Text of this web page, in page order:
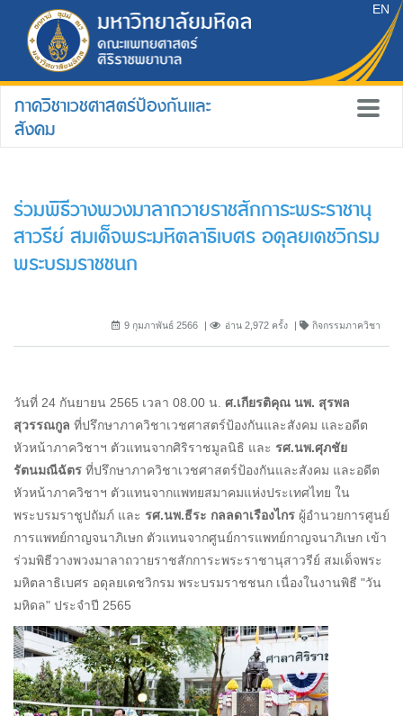
EN
ภาควิชาเวชศาสตร์ป้องกันและ
สังคม
ร่วมพิธีวางพวงมาลาถวายราชสักการะพระราชานุ
สาวรีย์ สมเด็จพระมหิตลาธิเบศร อดุลยเดชวิกรม
พระบรมราชชนก
9 กุมภาพันธ์ 2566 อ่าน 2,972 ครั้ง กิจกรรมภาควิชา
วันที่ 24 กันยายน 2565 เวลา 08.00 น. ศ.เกียรติคุณ นพ. สุรพล
สุวรรณกูล ที่ปรึกษาภาควิชาเวชศาสตร์ป้องกันและสังคม และอดีต
หัวหน้าภาควิชาฯ ตัวแทนจากศิริราชมูลนิธิ และ รศ.นพ.ศุภชัย
รัตนมณีฉัตร ที่ปรึกษาภาควิชาเวชศาสตร์ป้องกันและสังคม และอดีต
หัวหน้าภาควิชาฯ ตัวแทนจากแพทยสมาคมแห่งประเทศไทย ใน
พระบรมราชูปถัมภ์ และ รศ.นพ.ธีระ กลลดาเรืองไกร ผู้อำนวยการศูนย์
การแพทย์กาญจนาภิเษก ตัวแทนจากศูนย์การแพทย์กาญจนาภิเษก เข้า
ร่วมพิธีวางพวงมาลาถวายราชสักการะพระราชานุสาวรีย์ สมเด็จพระ
มหิตลาธิเบศร อดุลยเดชวิกรม พระบรมราชชนก เนื่องในงานพิธี "วัน
มหิดล" ประจำปี 2565